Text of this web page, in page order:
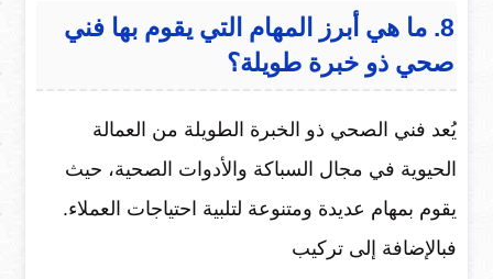
8. ما هي أبرز المهام التي يقوم بها فني
صحي ذو خبرة طويلة؟
يُعد فني الصحي ذو الخبرة الطويلة من العمالة
الحيوية في مجال السباكة والأدوات الصحية، حيث
يقوم بمهام عديدة ومتنوعة لتلبية احتياجات العملاء.
فبالإضافة إلى تركيب